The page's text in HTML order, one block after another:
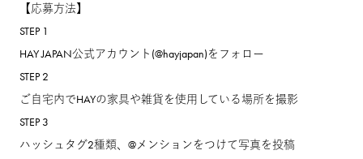
【応募方法】
STEP 1
HAY JAPAN公式アカウント(@hayjapan)をフォロー
STEP 2
ご自宅内でHAYの家具や雑貨を使用している場所を撮影
STEP 3
ハッシュタグ2種類、@メンションをつけて写真を投稿